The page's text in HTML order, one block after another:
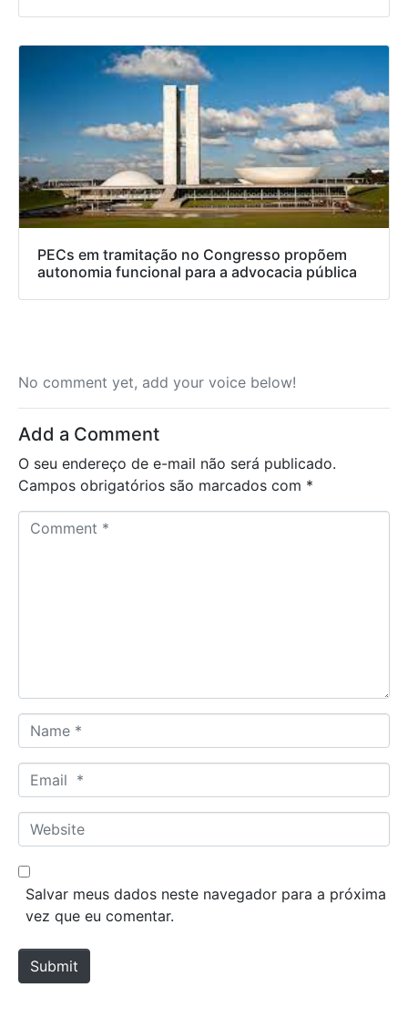
PECs em tramitação no Congresso propõem
autonomia funcional para a advocacia pública
No comment yet, add your voice below!
Add a Comment
O seu endereço de e-mail não será publicado.
Campos obrigatórios são marcados com *
a
m
*
m
a
*
W
e
b
e
Salvar meus dados neste navegador para a próxima
vez que eu comentar.
Submit